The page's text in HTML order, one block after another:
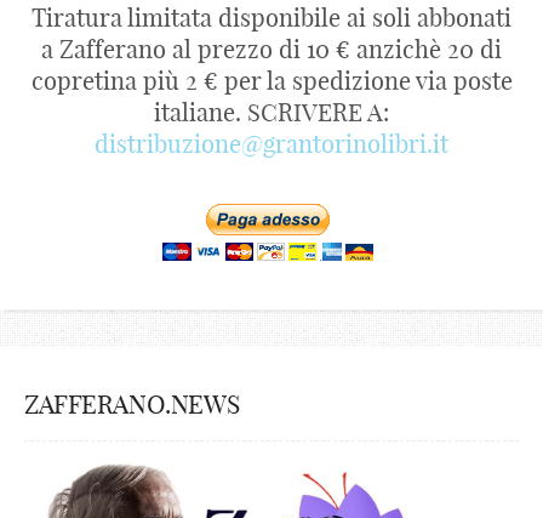
Tiratura limitata disponibile ai soli abbonati
a Zafferano al prezzo di 10 € anzichè 20 di
copretina più 2 € per la spedizione via poste
italiane. SCRIVERE A:
distribuzione@grantorinolibri.it
ZAFFERANO.NEWS